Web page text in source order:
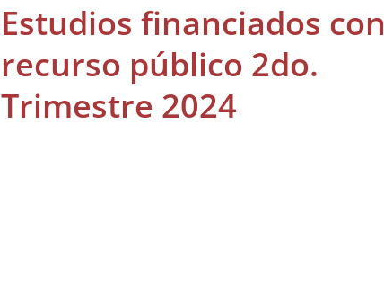
Estudios financiados con
recurso público 2do.
Trimestre 2024